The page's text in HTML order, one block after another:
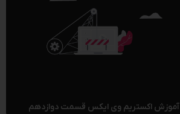
آموزش اکستریم وی ایکس قسمت دوازدهم